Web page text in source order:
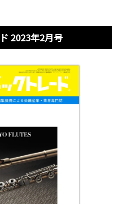
2023年2月号